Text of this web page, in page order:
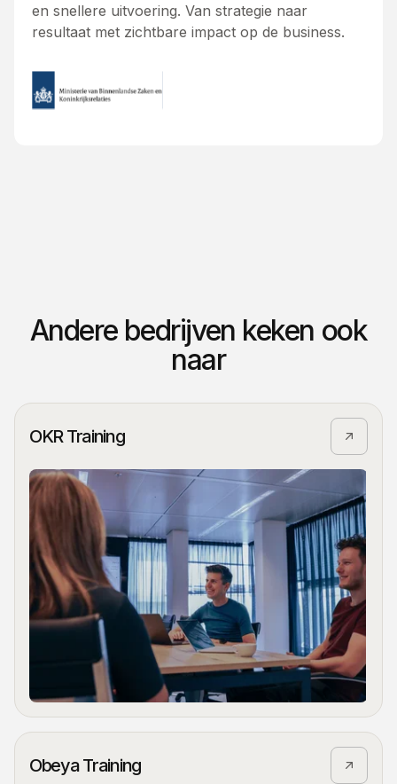
en snellere uitvoering. Van strategie naar
resultaat met zichtbare impact op de business.
Andere bedrijven keken ook
naar
OKR Training
Obeya Training